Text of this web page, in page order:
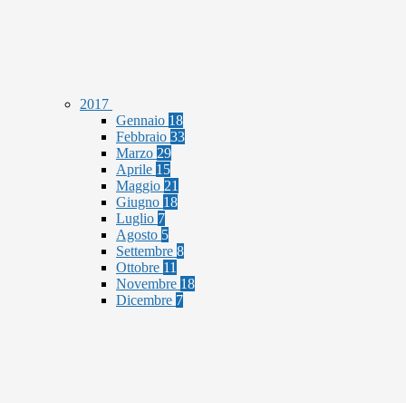
2017
Gennaio 18
Febbraio 33
Marzo 29
Aprile 15
Maggio 21
Giugno 18
Luglio 7
Agosto 5
Settembre 8
Ottobre 11
Novembre 18
Dicembre 7